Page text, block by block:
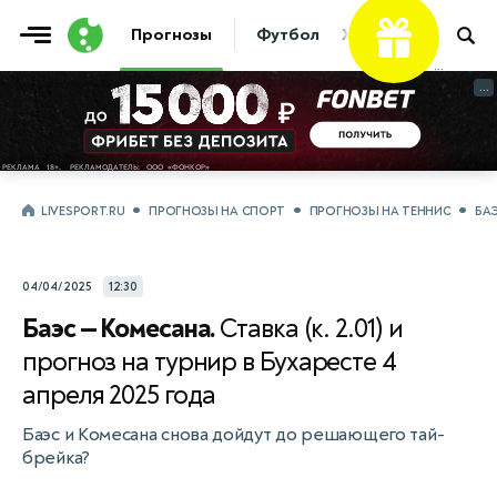
Прогнозы Футбол Хоккей Теннис
...
...
LIVESPORT.RU ПРОГНОЗЫ НА СПОРТ ПРОГНОЗЫ НА ТЕННИС
04/04/2025 12:30
Баэс — Комесана.Ставка (к. 2.01) и
прогноз на турнир в Бухаресте 4
апреля 2025 года
Баэс и Комесана снова дойдут до решающего тай-
брейка?